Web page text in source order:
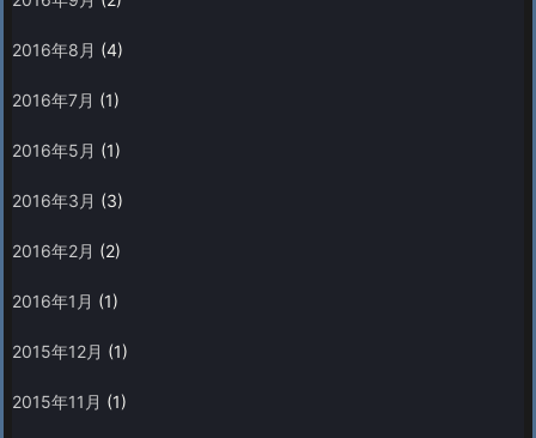
2016年8月 (4)
2016年7月 (1)
2016年5月 (1)
2016年3月 (3)
2016年2月 (2)
2016年1月 (1)
2015年12月 (1)
2015年11月 (1)